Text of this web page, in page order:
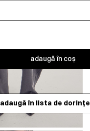
adaugă în coș
adaugă în lista de dorințe